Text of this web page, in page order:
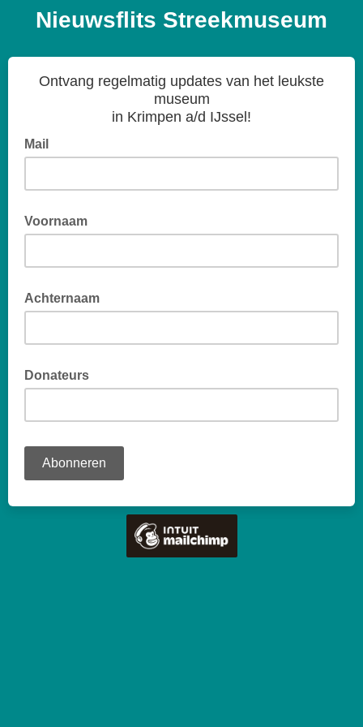
Nieuwsflits Streekmuseum
Ontvang regelmatig updates van het leukste
museum
in Krimpen a/d IJssel!
Mail
Voornaam
Achternaam
Donateurs